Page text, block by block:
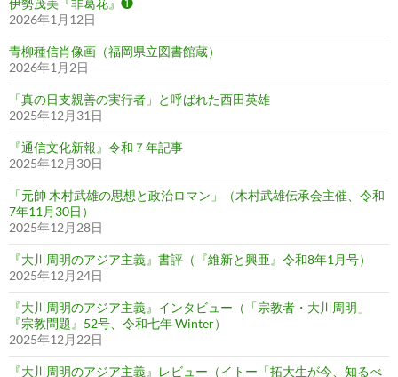
伊勢茂美『非葛花』❶
2026年1月12日
青柳種信肖像画（福岡県立図書館蔵）
2026年1月2日
「真の日支親善の実行者」と呼ばれた西田英雄
2025年12月31日
『通信文化新報』令和７年記事
2025年12月30日
「元帥 木村武雄の思想と政治ロマン」（木村武雄伝承会主催、令和
7年11月30日）
2025年12月28日
『大川周明のアジア主義』書評（『維新と興亜』令和8年1月号）
2025年12月24日
『大川周明のアジア主義』インタビュー（「宗教者・大川周明」
『宗教問題』52号、令和七年 Winter）
2025年12月22日
『大川周明のアジア主義』レビュー（イトー「拓大生が今、知るべ